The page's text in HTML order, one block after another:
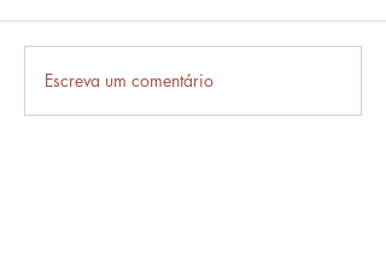
Escreva um comentário